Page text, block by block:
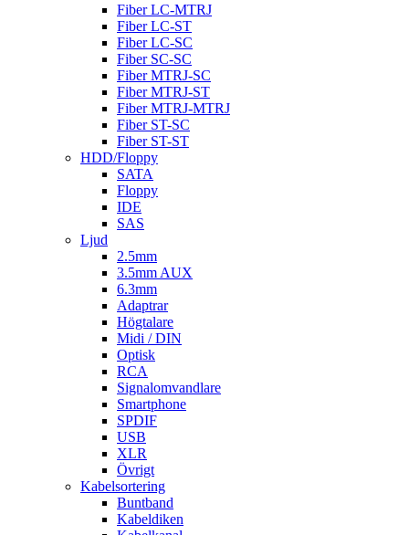
Fiber LC-MTRJ
Fiber LC-ST
Fiber LC-SC
Fiber SC-SC
Fiber MTRJ-SC
Fiber MTRJ-ST
Fiber MTRJ-MTRJ
Fiber ST-SC
Fiber ST-ST
HDD/Floppy
SATA
Floppy
IDE
SAS
Ljud
2.5mm
3.5mm AUX
6.3mm
Adaptrar
Högtalare
Midi / DIN
Optisk
RCA
Signalomvandlare
Smartphone
SPDIF
USB
XLR
Övrigt
Kabelsortering
Buntband
Kabeldiken